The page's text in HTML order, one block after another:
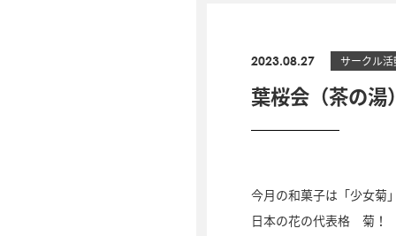
2023.08.27 サークル活
葉桜会（茶の
今月の和菓子は「少女菊
日本の花の代表格 菊！